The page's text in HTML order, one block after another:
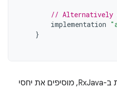
// Alternatively -
implementation
}
כדי להוסיף תמיכה אופציונלית ב-RxJava, מוסיפים את יחסי